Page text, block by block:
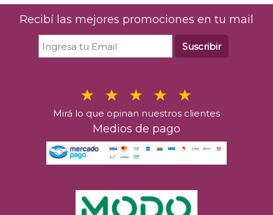
Recibí las mejores promociones en tu mail
Suscribir
Mirá lo que opinan nuestros clientes
Medios de pago